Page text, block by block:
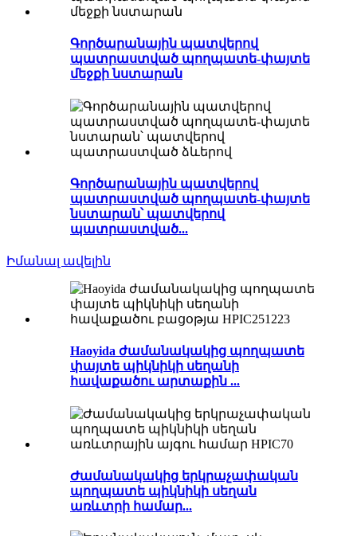
Գործարանային պատվերով
պատրաստված պողպատե-փայտե
մեջքի նստարան
Գործարանային պատվերով
պատրաստված պողպատե-փայտե
նստարան՝ պատվերով
պատրաստված...
Իմանալ ավելին
Haoyida ժամանակակից պողպատե
փայտե պիկնիկի սեղանի
հավաքածու արտաքին ...
Ժամանակակից երկրաչափական
պողպատե պիկնիկի սեղան
առևտրի համար...